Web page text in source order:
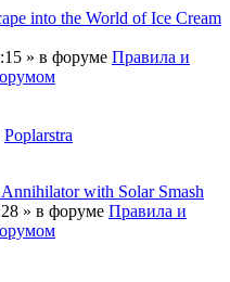
into the World of Ice Cream
» в форуме Правила и
Poplarstra
with Solar Smash
» в форуме Правила и